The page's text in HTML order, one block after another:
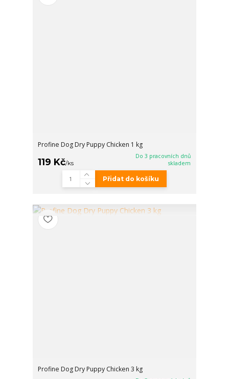
Profine Dog Dry Puppy Chicken 1 kg
119 Kč/ks
Do 3 pracovních dnů
skladem
Přidat do košíku
Profine Dog Dry Puppy Chicken 3 kg